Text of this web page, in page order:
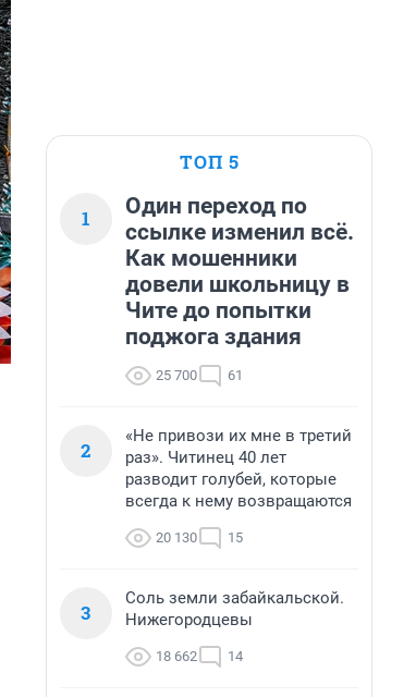
ТОП 5
1
Один переход по
ссылке изменил всё.
Как мошенники
довели школьницу в
Чите до попытки
поджога здания
25 700 61
2
«Не привози их мне в третий
раз». Читинец 40 лет
разводит голубей, которые
всегда к нему возвращаются
20 130 15
3
Соль земли забайкальской.
Нижегородцевы
18 662 14